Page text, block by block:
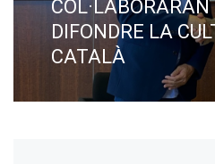
COL·LABORARAN
DIFONDRE LA
CATALÀ